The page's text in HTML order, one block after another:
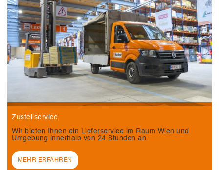
Zustellservice
Wir bieten Ihnen ein Lieferservice im Raum Wien und
Umgebung innerhalb von 24 Stunden an.
MEHR ERFAHREN